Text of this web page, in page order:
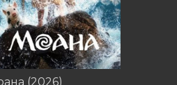
(2026)